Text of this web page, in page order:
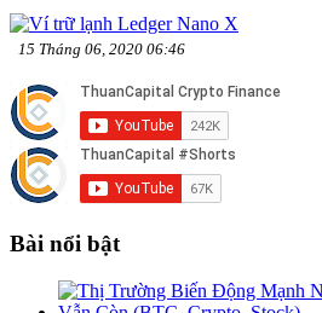
15 Tháng 06, 2020 06:46
Bài nổi bật